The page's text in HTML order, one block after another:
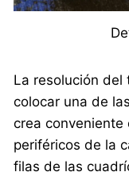
La resolución del
colocar una de
crea conveniente
periféricos de la
filas de las